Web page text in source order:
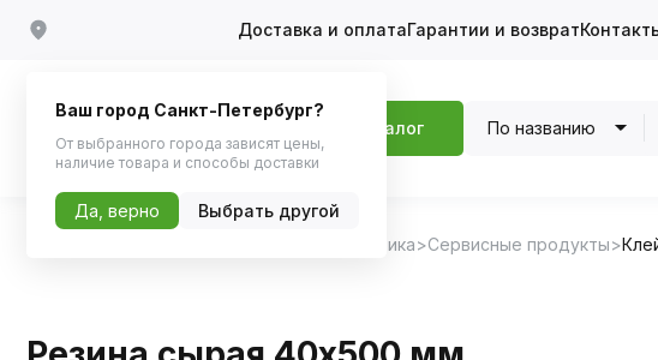
Доставка и оплатаГарантии и возврат
Каталог По названию
Автохимия, Автокосметика Сервисные продукты
Ваш город Санкт-Петербург?
От выбранного города зависят цены,
наличие товара и способы доставки
Да, верно Выбрать другой